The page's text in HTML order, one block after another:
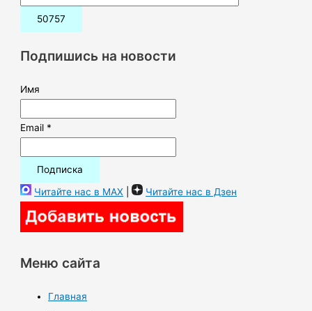
и
:Подпишись на новости
Имя
Email *
Читайте нас в MAX | Читайте нас в Дзен
Меню сайта
Главная